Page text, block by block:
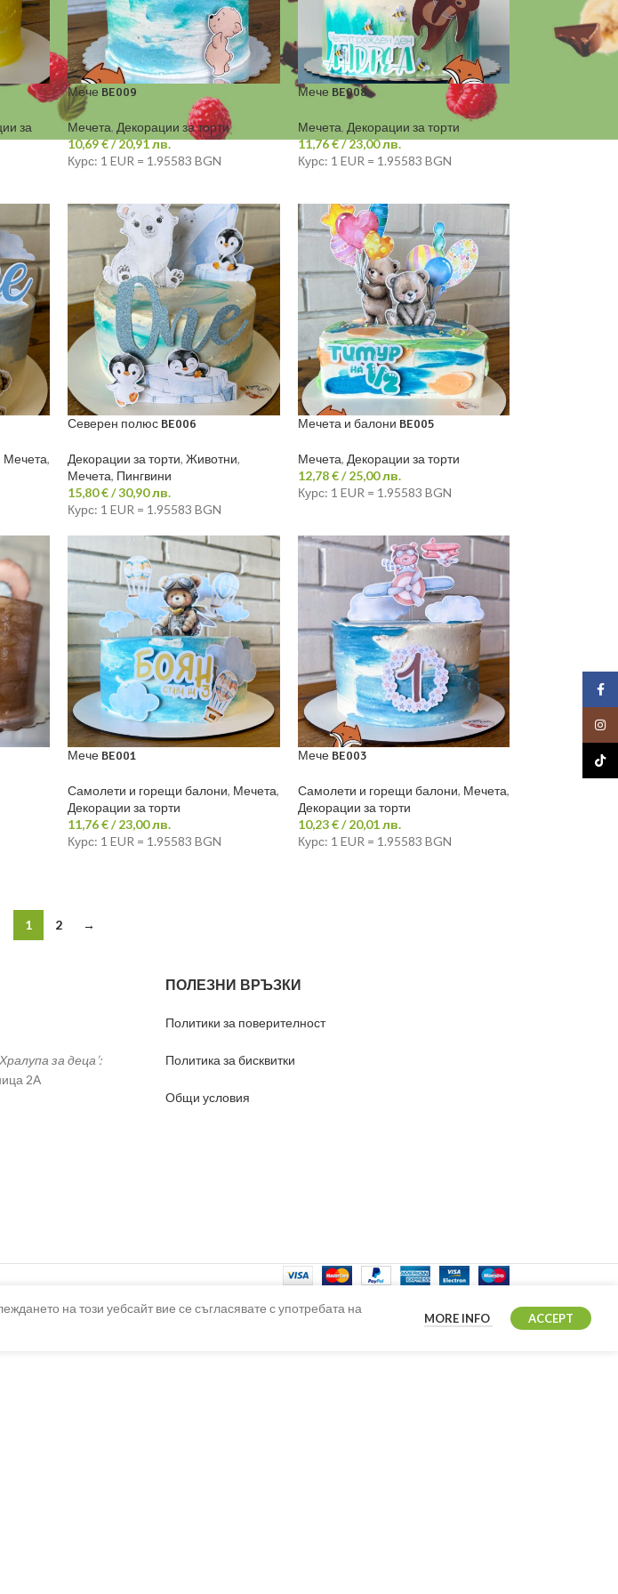
за
Мече BE009
Мечета, Декорации за торти
10,69€/ 20,91 лв.
Курс: 1 EUR = 1.95583 BGN
Мече BE008
Мечета, Декорации за торти
11,76€/ 23,00 лв.
Курс: 1 EUR = 1.95583 BGN
Мечета,
Северен полюс BE006
Декорации за торти, Животни,
Мечета, Пингвини
15,80€/ 30,90 лв.
Курс: 1 EUR = 1.95583 BGN
Мечета и балони BE005
Мечета, Декорации за торти
12,78€/ 25,00 лв.
Курс: 1 EUR = 1.95583 BGN
Мече BE001
Самолети и горещи балони, Мечета,
Декорации за торти
11,76€/ 23,00 лв.
Курс: 1 EUR = 1.95583 BGN
Мече BE003
Самолети и горещи балони, Мечета,
Декорации за торти
10,23€/ 20,01 лв.
Курс: 1 EUR = 1.95583 BGN
1 2 →
за деца’:
2А
ПОЛЕЗНИ ВРЪЗКИ
Политики за поверителност
Политика за бисквитки
Общи условия
на този уебсайт вие се съгласявате с употребата на
MORE INFO ACCEPT